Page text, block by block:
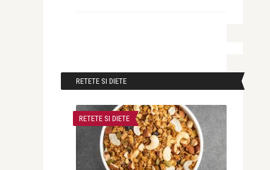
RETETE SI DIETE
RETETE SI DIETE